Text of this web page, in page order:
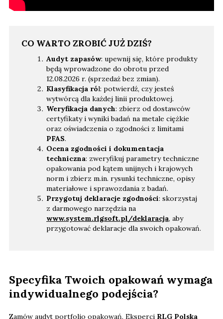
CO WARTO ZROBIĆ JUŻ DZIŚ?
Audyt zapasów: upewnij się, które produkty
będą wprowadzone do obrotu przed
12.08.2026 r. (sprzedaż bez zmian).
Klasyfikacja ról: potwierdź, czy jesteś
wytwórcą dla każdej linii produktowej.
Weryfikacja danych: zbierz od dostawców
certyfikaty i wyniki badań na metale ciężkie
oraz oświadczenia o zgodności z limitami
PFAS.
Ocena zgodności i dokumentacja
techniczna: zweryfikuj parametry techniczne
opakowania pod kątem unijnych i krajowych
norm i zbierz m.in. rysunki techniczne, opisy
materiałowe i sprawozdania z badań.
Przygotuj deklaracje zgodności: skorzystaj
z darmowego narzędzia na
www.system.rlgsoft.pl/deklaracja, aby
przygotować deklaracje dla swoich opakowań.
Specyfika Twoich opakowań wymaga
indywidualnego podejścia?
Zamów audyt portfolio opakowań. Eksperci RLG Polska